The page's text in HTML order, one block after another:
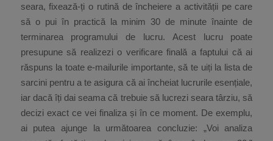
seara, fixează-ți o rutină de încheiere a activității pe care
să o pui în practică la minim 30 de minute înainte de
terminarea programului de lucru. Acest lucru poate
presupune să realizezi o verificare finală a faptului că ai
răspuns la toate e-mailurile importante, să te uiți la lista de
sarcini pentru a te asigura că ai încheiat lucrurile esențiale,
iar dacă îți dai seama că trebuie să lucrezi seara târziu, să
decizi exact ce vei finaliza și în ce moment. De exemplu,
ai putea ajunge la următoarea concluzie: „Voi analiza